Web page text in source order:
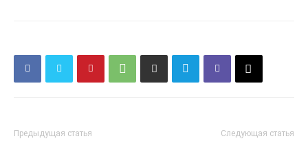
Предыдущая статья Следующая статья